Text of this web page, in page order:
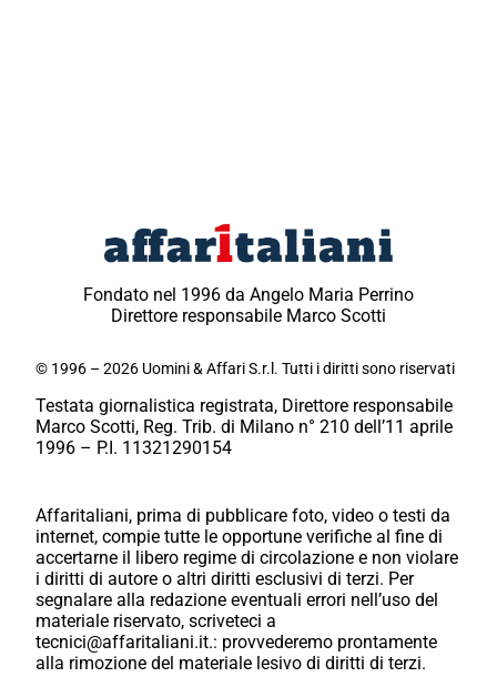
Fondato nel 1996 da Angelo Maria Perrino
Direttore responsabile Marco Scotti
© 1996 – 2026 Uomini & Affari S.r.l. Tutti i diritti sono riservati
Testata giornalistica registrata, Direttore responsabile
Marco Scotti, Reg. Trib. di Milano n° 210 dell’11 aprile
1996 – P.I. 11321290154
Affaritaliani, prima di pubblicare foto, video o testi da
internet, compie tutte le opportune verifiche al fine di
accertarne il libero regime di circolazione e non violare
i diritti di autore o altri diritti esclusivi di terzi. Per
segnalare alla redazione eventuali errori nell’uso del
materiale riservato, scriveteci a
tecnici@affaritaliani.it.: provvederemo prontamente
alla rimozione del materiale lesivo di diritti di terzi.